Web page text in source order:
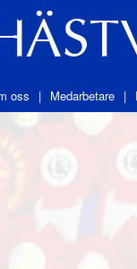
oss Medarbetare